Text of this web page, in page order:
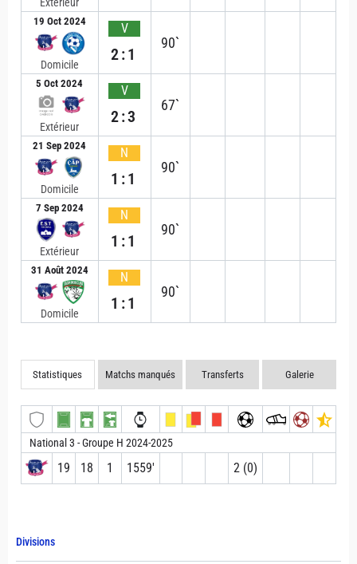
Divisions
19 Oct 2024
Domicile
V
2:1
90`
5 Oct 2024
Extérieur
V
2:3
67`
21 Sep 2024
Domicile
N
1:1
90`
7 Sep 2024
Extérieur
N
1:1
90`
31 Août 2024
Domicile
N
1:1
90`
Statistiques Matchs manqués Transferts Galerie
National 3 - Groupe H 2024-2025
19 18 1 1559′ 2 (0)